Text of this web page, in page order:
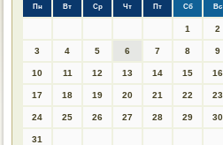
Пн Вт Ср Чт Пт Сб Вс
1 2
3 4 5 6 7 8 9
10 11 12 13 14 15 16
17 18 19 20 21 22 23
24 25 26 27 28 29 30
31